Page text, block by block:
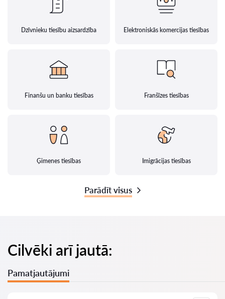
Dzīvnieku tiesību aizsardzība Elektroniskās komercijas tiesības
Finanšu un banku tiesības Franšīzes tiesības
Ģimenes tiesības Imigrācijas tiesības
Parādīt visus
Cilvēki arī jautā:
Pamatjautājumi